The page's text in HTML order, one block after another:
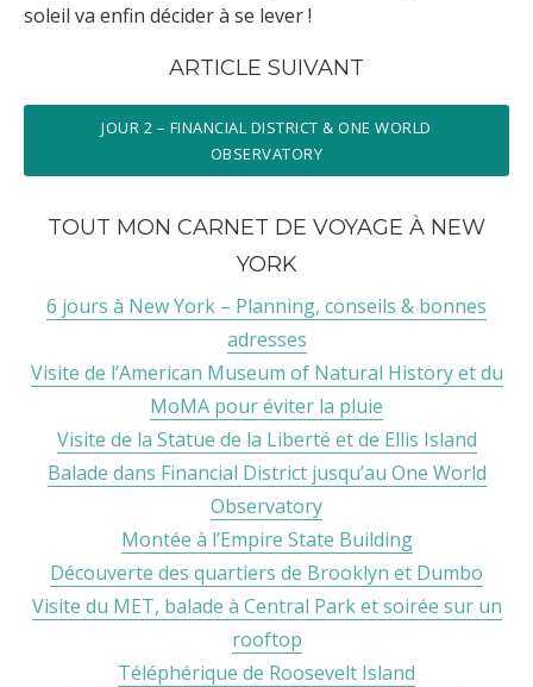
soleil va enfin décider à se lever !
ARTICLE SUIVANT
JOUR 2 – FINANCIAL DISTRICT & ONE WORLD
OBSERVATORY
TOUT MON CARNET DE VOYAGE À NEW
YORK
6 jours à New York – Planning, conseils & bonnes
adresses
Visite de l’American Museum of Natural History et du
MoMA pour éviter la pluie
Visite de la Statue de la Liberté et de Ellis Island
Balade dans Financial District jusqu’au One World
Observatory
Montée à l’Empire State Building
Découverte des quartiers de Brooklyn et Dumbo
Visite du MET, balade à Central Park et soirée sur un
rooftop
Téléphérique de Roosevelt Island